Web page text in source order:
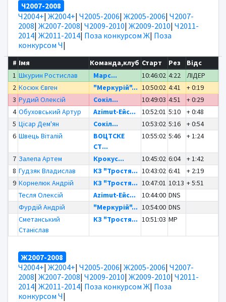
Ч2007-2008
Ч2004+| Ж2004+| Ч2005-2006| Ж2005-2006| Ч2007-
2008| Ж2007-2008| Ч2009-2010| Ж2009-2010| Ч2011-
2014| Ж2011-2014| Поза конкурсом Ж| Поза
конкурсом Ч|
# Імя Команда,клуб Старт Рез
Відс
1 Шкурин Ростислав Марс... 10:46:02 4:22
ЛІДЕР
2 Косюк Євген "Меркурій"... 10:50:02 4:41
+ 0:19
3 Рудий Олексій Сокіл... 10:49:03 4:51
+ 0:29
4 Обуховський Артур Azimut-Ейс... 10:52:01 5:10
+ 0:48
5 Цісар Дем'ян Сокіл... 10:53:02 5:16
+ 0:54
6 Швець Віталій
ВОЦТСКЕ
СТ...
10:55:02 5:46 + 1:24
7 Залепа Артем Крокус... 10:45:02 6:04
+ 1:42
8 Гудзяк Владислав КЗ "Тростя... 10:43:02 6:41
+ 2:19
9 Корнелюк Андрій КЗ "Тростя... 10:47:01 10:13 + 5:51
Тесля Олексій
Azimut-Ейс... 10:44:00 DNS
Фурдій Андрій
"Меркурій"... 10:54:00 DNS
Сметанський
Станіслав
КЗ "Тростя... 10:51:03 MP
Ж2007-2008
Ч2004+| Ж2004+| Ч2005-2006| Ж2005-2006| Ч2007-
2008| Ж2007-2008| Ч2009-2010| Ж2009-2010| Ч2011-
2014| Ж2011-2014| Поза конкурсом Ж| Поза
конкурсом Ч|